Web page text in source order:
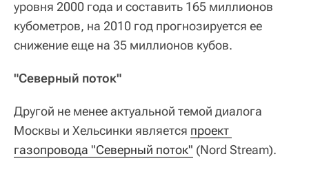
уровня 2000 года и составить 165 миллионов
кубометров, на 2010 год прогнозируется ее
снижение еще на 35 миллионов кубов.
"Северный поток"
Другой не менее актуальной темой диалога
Москвы и Хельсинки является проект
газопровода "Северный поток" (Nord Stream).